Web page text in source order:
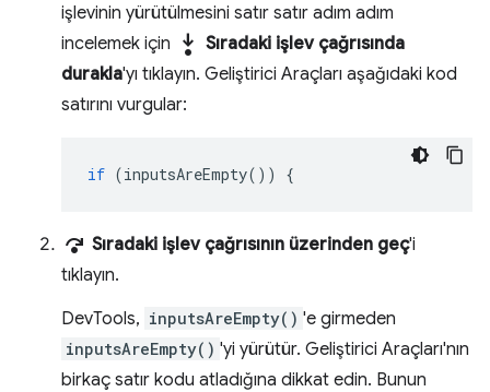
işlevinin yürütülmesini satır satır adım adım
incelemek için step_into Sıradaki işlev çağrısında
durakla'yı tıklayın. Geliştirici Araçları aşağıdaki kod
satırını vurgular:
if (inputsAreEmpty()) {
step_over Sıradaki işlev çağrısının üzerinden geç'i
tıklayın.
DevTools, inputsAreEmpty() 'e girmeden
inputsAreEmpty() 'yi yürütür. Geliştirici Araçları'nın
birkaç satır kodu atladığına dikkat edin. Bunun